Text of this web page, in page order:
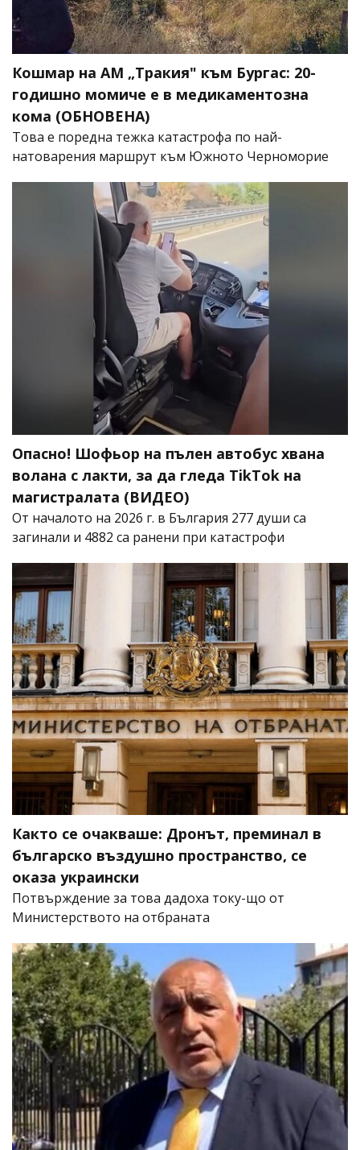
Кошмар на АМ „Тракия" към Бургас: 20-
годишно момиче е в медикаментозна
кома (ОБНОВЕНА)
Това е поредна тежка катастрофа по най-
натоварения маршрут към Южното Черноморие
Опасно! Шофьор на пълен автобус хвана
волана с лакти, за да гледа TikTok на
магистралата (ВИДЕО)
От началото на 2026 г. в България 277 души са
загинали и 4882 са ранени при катастрофи
Както се очакваше: Дронът, преминал в
българско въздушно пространство, се
оказа украински
Потвърждение за това дадоха току-що от
Министерството на отбраната